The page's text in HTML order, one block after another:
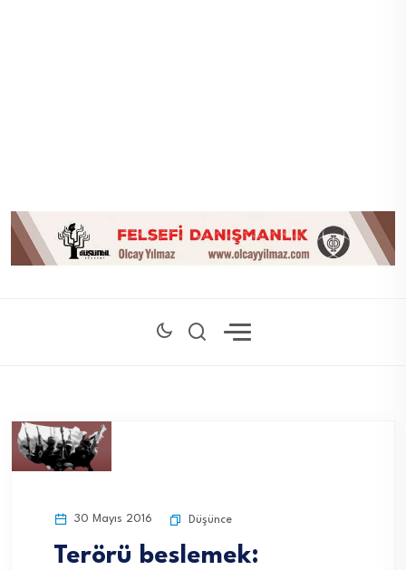
30 Mayıs 2016 Düşünce
Terörü beslemek: